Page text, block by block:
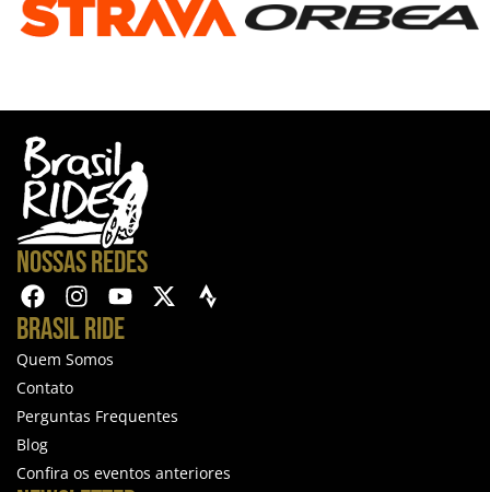
NOSSAS REDES
BRASIL RIDE
Quem Somos
Contato
Perguntas Frequentes
Blog
Confira os eventos anteriores